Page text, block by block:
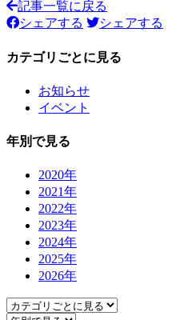
記事一覧に戻る
シェアする
シェアする
カテゴリごとに見る
お知らせ
イベント
年別で見る
2020年
2021年
2022年
2023年
2024年
2025年
2026年